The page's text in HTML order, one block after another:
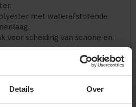
Details Over
met waterafstotende
voor scheiding van schone en
schouderband voor
zijden voor eenvoudig